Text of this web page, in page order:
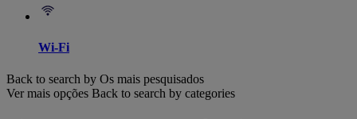
Wi-Fi
Back to search by Os mais pesquisados
Ver mais opções Back to search by categories